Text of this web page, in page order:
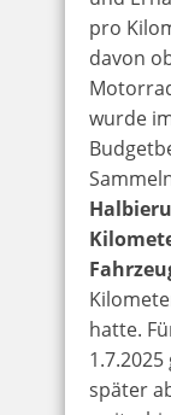
pro
davon
wurde
hatte.
später